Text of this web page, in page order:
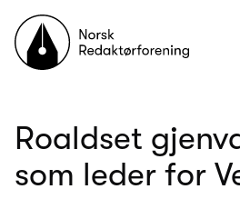
Til forsiden
Roaldset
som leder for